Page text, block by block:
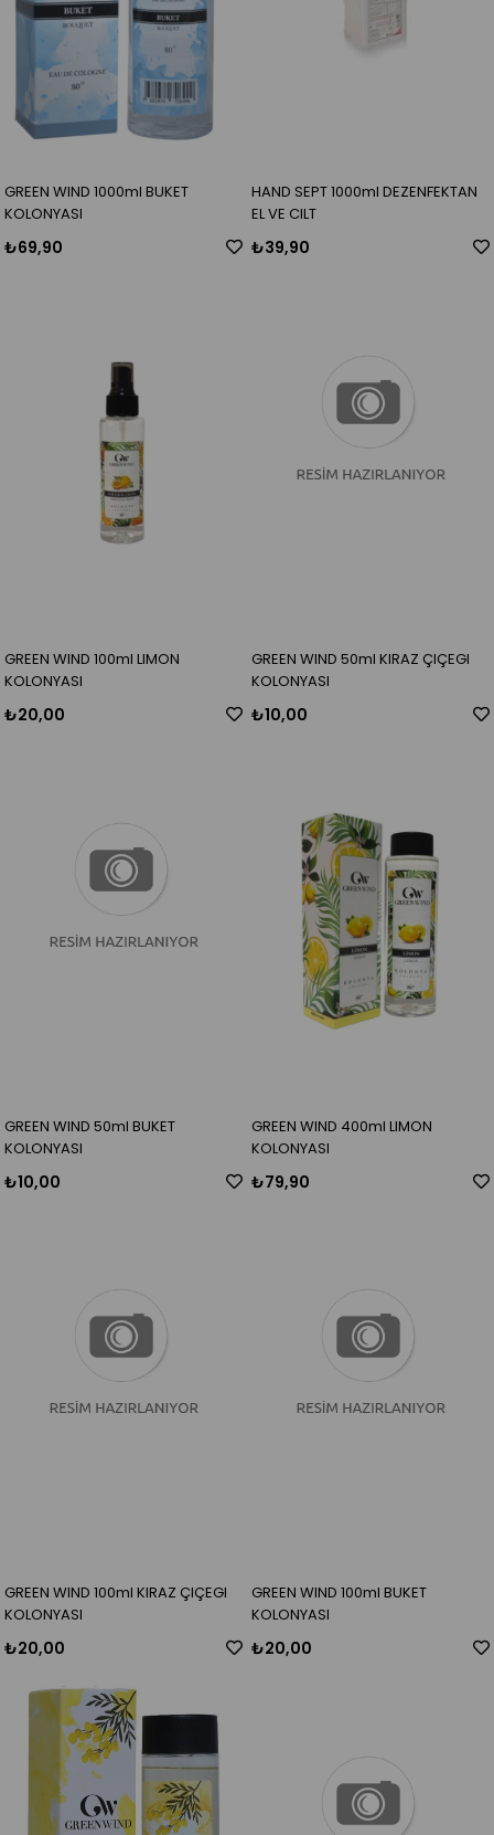
GREEN WIND 1000ml BUKET
KOLONYASI
₺69,90
HAND SEPT 1000ml DEZENFEKTAN
EL VE CILT
₺39,90
GREEN WIND 100ml LIMON
KOLONYASI
₺20,00
GREEN WIND 50ml KIRAZ ÇIÇEGI
KOLONYASI
₺10,00
GREEN WIND 50ml BUKET
KOLONYASI
₺10,00
GREEN WIND 400ml LIMON
KOLONYASI
₺79,90
GREEN WIND 100ml KIRAZ ÇIÇEGI
KOLONYASI
₺20,00
GREEN WIND 100ml BUKET
KOLONYASI
₺20,00